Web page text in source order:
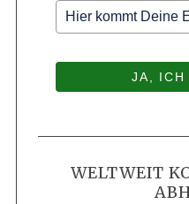
JA, ICH
WELTWEIT